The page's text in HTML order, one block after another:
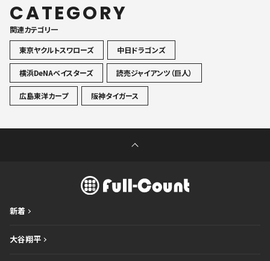
CATEGORY
関連カテゴリ一
東京ヤクルトスワローズ
中日ドラゴンズ
横浜DeNAベイスターズ 読売ジャイアンツ（巨人）
広島東洋カープ 阪神タイガース
新着
大谷翔平